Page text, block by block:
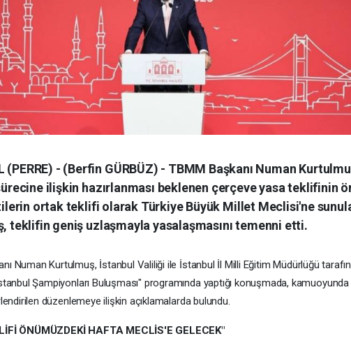
(PERRE) - (Berfin GÜRBÜZ) - TBMM Başkanı Numan
ilişkin hazırlanması beklenen çerçeve yasa teklifinin
ortak teklifi olarak Türkiye Büyük Millet Meclisi'ne
teklifin geniş uzlaşmayla yasalaşmasını temenni etti.
Numan Kurtulmuş, İstanbul Valiliği ile İstanbul İl Milli Eğitim Müdürlüğü
Şampiyonları Buluşması" programında yaptığı konuşmada,
düzenlemeye ilişkin açıklamalarda bulundu.
ÖNÜMÜZDEKİ HAFTA MECLİS'E GELECEK"